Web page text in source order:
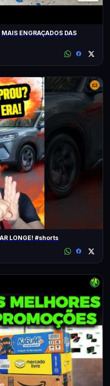
ENGRAÇADOS DAS
LONGE! #shorts